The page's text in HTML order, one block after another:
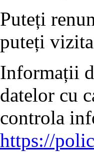
Puteți
puteți
Informații
datelor cu
controla
https://